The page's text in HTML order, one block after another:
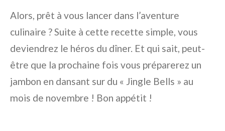
Alors, prêt à vous lancer dans l’aventure
culinaire ? Suite à cette recette simple, vous
deviendrez le héros du dîner. Et qui sait, peut-
être que la prochaine fois vous préparerez un
jambon en dansant sur du « Jingle Bells » au
mois de novembre ! Bon appétit !